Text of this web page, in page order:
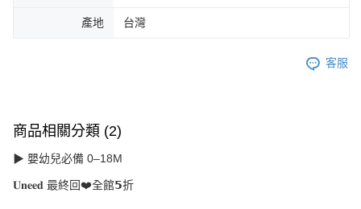
產地 台灣
客服
商品相關分類 (2)
▶ 嬰幼兒必備 0–18M
𝐔𝐧𝐞𝐞𝐝 最終回❤️全館𝟱折